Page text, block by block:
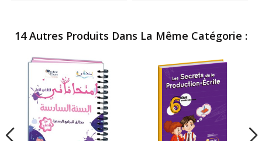
14 Autres Produits Dans La Même Catégorie :